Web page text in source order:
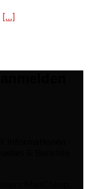
[…]